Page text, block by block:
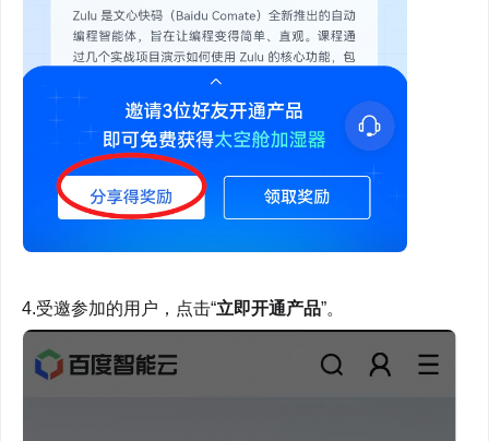
4.受邀参加的用户，点击“立即开通产品”。